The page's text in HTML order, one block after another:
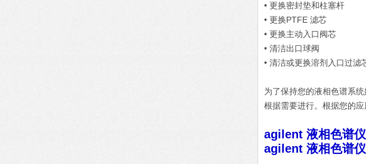
• 更换密封垫和柱塞杆
• 更换PTFE 滤芯
• 更换主动入口阀芯
• 清洁出口球阀
• 清洁或更换溶剂入口过滤
为了保持您的液相色谱系
根据需要进行。根据您的
agilent 液相色谱
agilent 液相色谱